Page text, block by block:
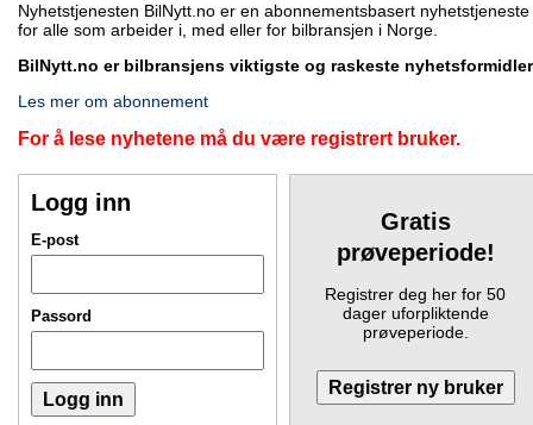
Nyhetstjenesten BilNytt.no er en abonnementsbasert nyhetstjeneste
for alle som arbeider i, med eller for bilbransjen i Norge.
BilNytt.no er bilbransjens viktigste og raskeste
Les mer om abonnement
For å lese nyhetene må du være registrert bruker.
Logg inn
E-post
Passord
Gratis
prøveperiode!
Registrer deg her for 50
dager uforpliktende
prøveperiode.